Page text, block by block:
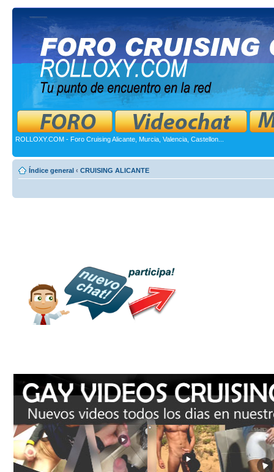
ROLLOXY.COM - Foro Cruising Alicante, Murcia, Valencia, Castellon...
Índice general ‹ CRUISING ALICANTE